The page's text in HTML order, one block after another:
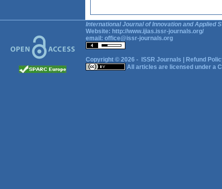
International Journal of Innovation and Applied
Website: http://www.ijias.issr-journals.org/
email: office@issr-journals.org
Copyright © 2026 - ISSR Journals
Refund
All articles are licensed under a